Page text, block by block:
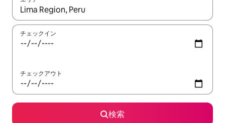
検索結果が表示されたら、上下の矢印キーを使って移動するか
チェックイン
チェックアウト
検索